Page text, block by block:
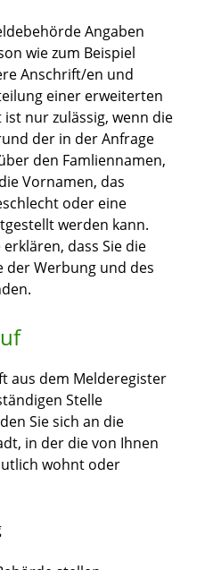
Angaben
wie zum Beispiel
Anschrift/en und
einer erweiterten
nur zulässig, wenn die
der in der Anfrage
den Famliennamen,
Vornamen, das
oder eine
werden kann.
dass Sie die
der Werbung und des
aus dem Melderegister
Stelle
Sie sich an die
in der die von Ihnen
wohnt oder